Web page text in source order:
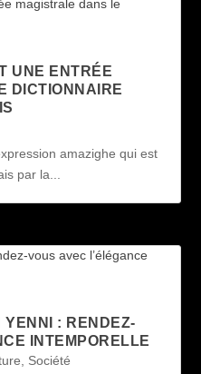
UNE ENTRÉE
DICTIONNAIRE
amazighe qui est
par la...
YENNI : RENDEZ-
INTEMPORELLE
, Société